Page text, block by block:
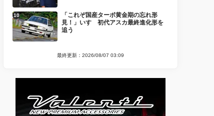
「これぞ国産ターボ黄金期の忘れ形
見！」いすゞ初代アスカ最終進化形を
追う
最終更新：2026/08/07 03:09